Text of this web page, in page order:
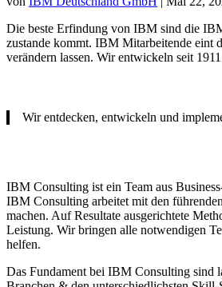
Die beste Erfindung von IBM sind die
zustande kommt. IBM Mitarbeitende eint
verändern lassen. Wir entwickeln seit
Wir entdecken, entwickeln und
IBM Consulting ist ein Team aus
IBM Consulting arbeitet mit den
machen. Auf Resultate ausgerichtete
Leistung. Wir bringen alle notwendigen
helfen.
Das Fundament bei IBM Consulting sind